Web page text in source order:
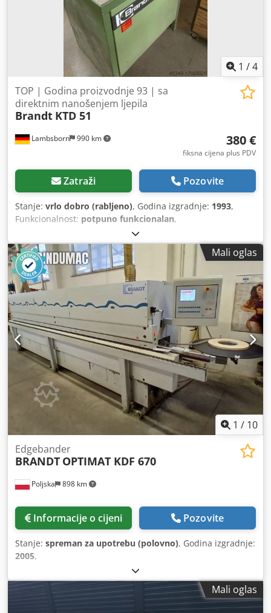
1 /4
Lambsborn 990 km
TOP | Godina proizvodnje 93 | sa
direktnim nanošenjem ljepila
Brandt KTD 51
380 €
fiksna cijena plus PDV
Zatraži Pozovite
Stanje: vrlo dobro (rabljeno), Godina izgradnje: 1993,
Funkcionalnost: potpuno funkcionalan,
Mali oglas
1 / 10
Poljska 898 km
Edgebander
BRANDT OPTIMAT KDF 670
Informacije o cijeni Pozovite
Stanje: spreman za upotrebu (polovno), Godina izgradnje:
2005,
Mali oglas